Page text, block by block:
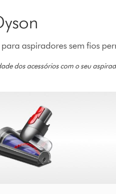
para aspiradores sem fios
dos acessórios com o seu